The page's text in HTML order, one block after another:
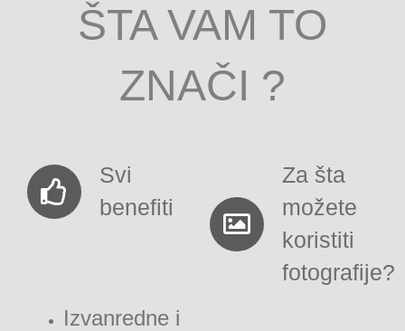
ŠTA VAM TO
ZNAČI ?
Svi
benefiti
Izvanredne i
Za šta
možete
koristiti
fotografije?